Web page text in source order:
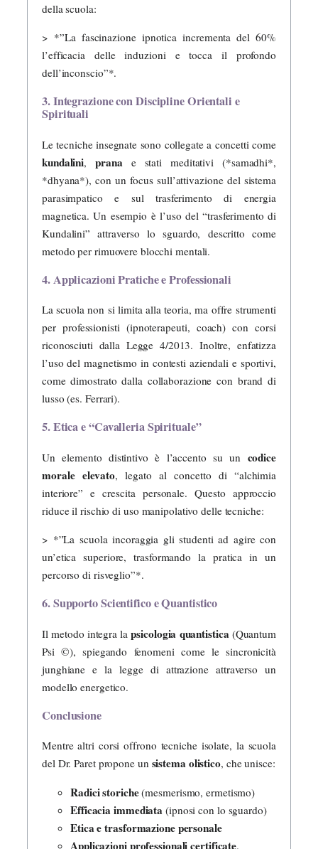
della scuola:
> *”La fascinazione ipnotica incrementa del 60%
l’efficacia delle induzioni e tocca il profondo
dell’inconscio”*.
3. Integrazione con Discipline Orientali e
Spirituali
Le tecniche insegnate sono collegate a concetti come
kundalini,prana e stati meditativi (*samadhi*,
*dhyana*), con un focus sull’attivazione del sistema
parasimpatico e sul trasferimento di energia
magnetica. Un esempio è l’uso del “trasferimento di
Kundalini” attraverso lo sguardo, descritto come
metodo per rimuovere blocchi mentali.
4. Applicazioni Pratiche e Professionali
La scuola non si limita alla teoria, ma offre strumenti
per professionisti (ipnoterapeuti, coach) con corsi
riconosciuti dalla Legge 4/2013. Inoltre, enfatizza
l’uso del magnetismo in contesti aziendali e sportivi,
come dimostrato dalla collaborazione con brand di
lusso (es. Ferrari).
5. Etica e “Cavalleria Spirituale”
Un elemento distintivo è l’accento su un codice
morale elevato, legato al concetto di “alchimia
interiore” e crescita personale. Questo approccio
riduce il rischio di uso manipolativo delle tecniche:
> *”La scuola incoraggia gli studenti ad agire con
un’etica superiore, trasformando la pratica in un
percorso di risveglio”*.
6. Supporto Scientifico e Quantistico
Il metodo integra lapsicologia quantistica (Quantum
Psi ©), spiegando fenomeni come le sincronicità
junghiane e la legge di attrazione attraverso un
modello energetico.
Conclusione
Mentre altri corsi offrono tecniche isolate, la scuola
del Dr. Paret propone un sistema olistico, che unisce:
Radici storiche(mesmerismo, ermetismo)
Efficacia immediata (ipnosi con lo sguardo)
Etica e trasformazione personale
Applicazioni professionali certificate.